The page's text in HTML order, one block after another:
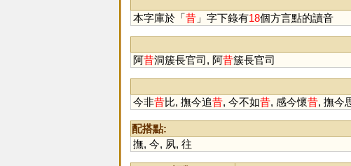
轖 摵 适 獡
鉽 蝷 鎴
本字庫於「昔」字下錄有18個方言點的讀音
阿昔洞簇長官司, 阿昔簇長官司
今非昔比, 撫今追昔, 今不如昔, 感今懷昔, 撫今
配搭點:
撫, 今, 夙, 往